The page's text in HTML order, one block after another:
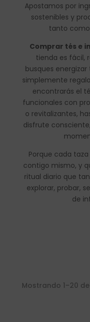
Apostamos por
sostenibles y
tanto
Comprar tés e
tienda es fácil,
busques
simplemente
encontrarás el
funcionales con
o revitalizantes,
disfrute
Porque cada
contigo mismo, y
ritual diario que
explorar, probar,
de
Mostrando 1–20